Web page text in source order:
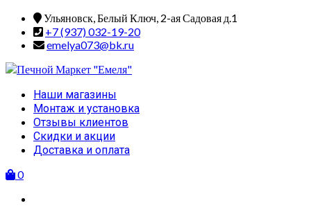
Skip
content
Ульяновск, Белый Ключ, 2-ая Садовая д.1
+7 (937) 032-19-20
emelya073@bk.ru
Primary
Menu
Наши магазины
Монтаж и установка
Отзывы клиентов
Скидки и акции
Доставка и оплата
0